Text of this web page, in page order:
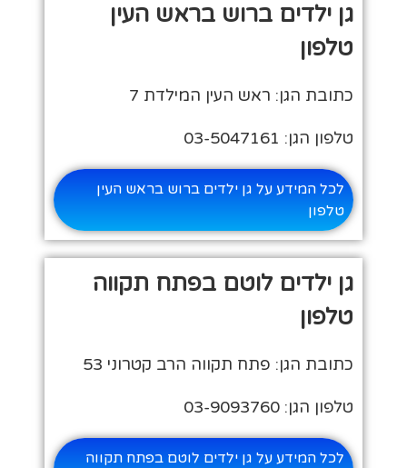
גן ילדים ברוש בראש העין
טלפון
כתובת הגן: ראש העין המילדת 7
טלפון הגן: 03-5047161
לכל המידע על גן ילדים ברוש בראש העין
טלפון
גן ילדים לוטם בפתח תקווה
טלפון
כתובת הגן: פתח תקווה הרב קטרוני 53
טלפון הגן: 03-9093760
לכל המידע על גן ילדים לוטם בפתח תקווה